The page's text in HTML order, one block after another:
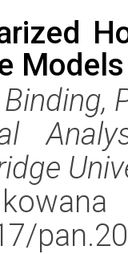
Models